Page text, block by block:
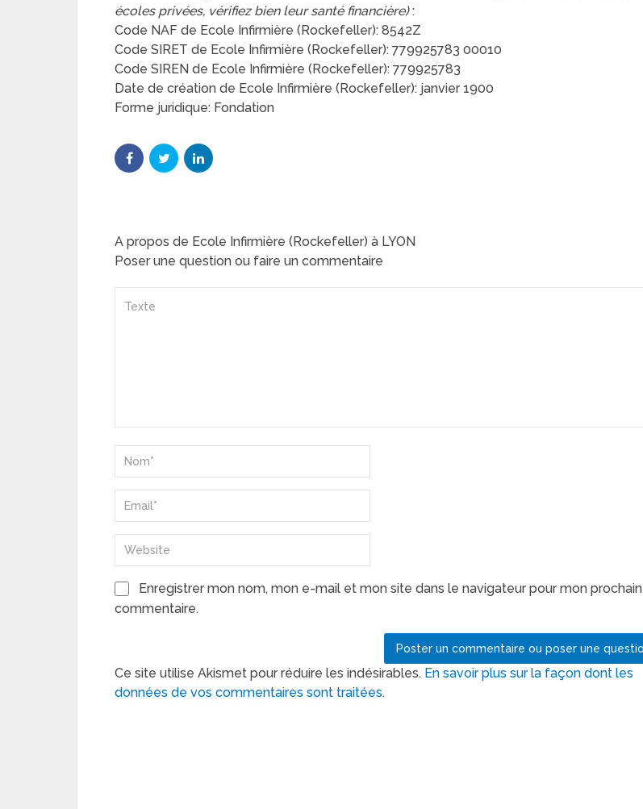
écoles privées, vérifiez bien leur santé financière):
Code NAF de Ecole Infirmière (Rockefeller): 8542Z
Code SIRET de Ecole Infirmière (Rockefeller): 779925783 00010
Code SIREN de Ecole Infirmière (Rockefeller): 779925783
Date de création de Ecole Infirmière (Rockefeller): janvier 1900
Forme juridique: Fondation
A propos de Ecole Infirmière (Rockefeller) à LYON
Poser une question ou faire un commentaire
Enregistrer mon nom, mon e-mail et mon site dans le navigateur pour mon prochain
commentaire.
Ce site utilise Akismet pour réduire les indésirables. En savoir plus sur la façon dont les
données de vos commentaires sont traitées.